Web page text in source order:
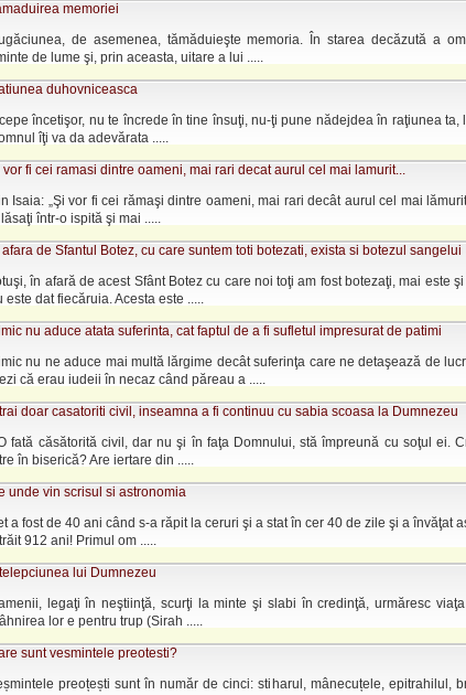
memoriei
de asemenea, tămăduieşte memoria. În starea decăzută a
de lume şi, prin aceasta, uitare a lui .....
duhovniceasca
încetişor, nu te încrede în tine însuţi, nu-ţi pune nădejdea în raţiunea ta,
îţi va da adevărata .....
vor fi cei ramasi dintre oameni, mai rari decat aurul cel mai lamurit...
Isaia: „Şi vor fi cei rămaşi dintre oameni, mai rari decât aurul cel mai
într-o ispită şi mai .....
afara de Sfantul Botez, cu care suntem toti botezati, exista si botezul sangelui
în afară de acest Sfânt Botez cu care noi toţi am fost botezaţi, mai este
este dat fiecăruia. Acesta este .....
nu aduce atata suferinta, cat faptul de a fi sufletul impresurat de patimi
nu ne aduce mai multă lărgime decât suferinţa care ne detaşează de
că erau iudeii în necaz când păreau a .....
doar casatoriti civil, inseamna a fi continuu cu sabia scoasa la Dumnezeu
fată căsătorită civil, dar nu şi în faţa Domnului, stă împreună cu soţul ei.
în biserică? Are iertare din .....
unde vin scrisul si astronomia
a fost de 40 ani când s-a răpit la ceruri şi a stat în cer 40 de zile şi a învăţat
912 ani! Primul om .....
lui Dumnezeu
legaţi în neştiinţă, scurţi la minte şi slabi în credinţă, urmăresc
lor e pentru trup (Sirah .....
sunt vesmintele preotesti?
preoțești sunt în număr de cinci: stiharul, mânecuțele, epitrahilul,